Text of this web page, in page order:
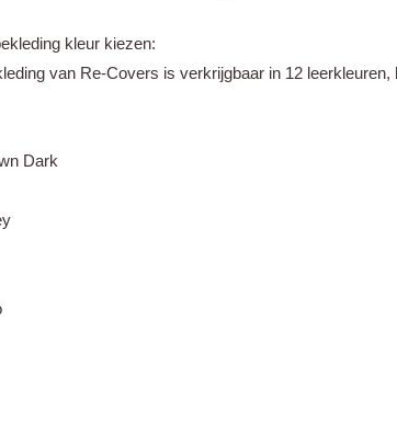
kleur kiezen:
van Re-Covers is verkrijgbaar in 12
Dark